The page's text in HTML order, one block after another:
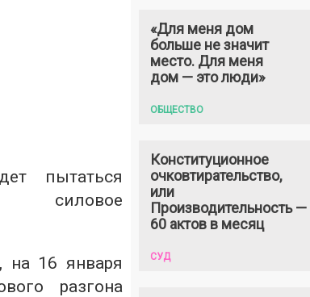
пытаться
силовое
на 16 января
разгона
«Для меня дом
больше не значит
место. Для меня
дом — это люди»
ОБЩЕСТВО
Конституционное
очковтирательство,
или
Производительность —
60 актов в месяц
СУД